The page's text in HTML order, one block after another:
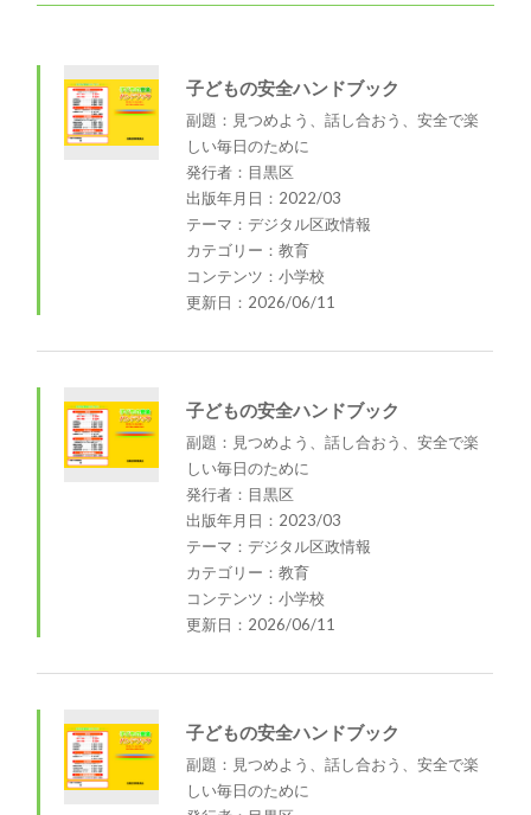
子どもの安全ハンドブック
副題：見つめよう、話し合おう、安全で楽
しい毎日のために
発行者：目黒区
出版年月日：2022/03
テーマ：デジタル区政情報
カテゴリー：教育
コンテンツ：小学校
更新日：2026/06/11
子どもの安全ハンドブック
副題：見つめよう、話し合おう、安全で楽
しい毎日のために
発行者：目黒区
出版年月日：2023/03
テーマ：デジタル区政情報
カテゴリー：教育
コンテンツ：小学校
更新日：2026/06/11
子どもの安全ハンドブック
副題：見つめよう、話し合おう、安全で楽
しい毎日のために